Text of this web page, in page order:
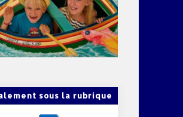
sous la rubrique